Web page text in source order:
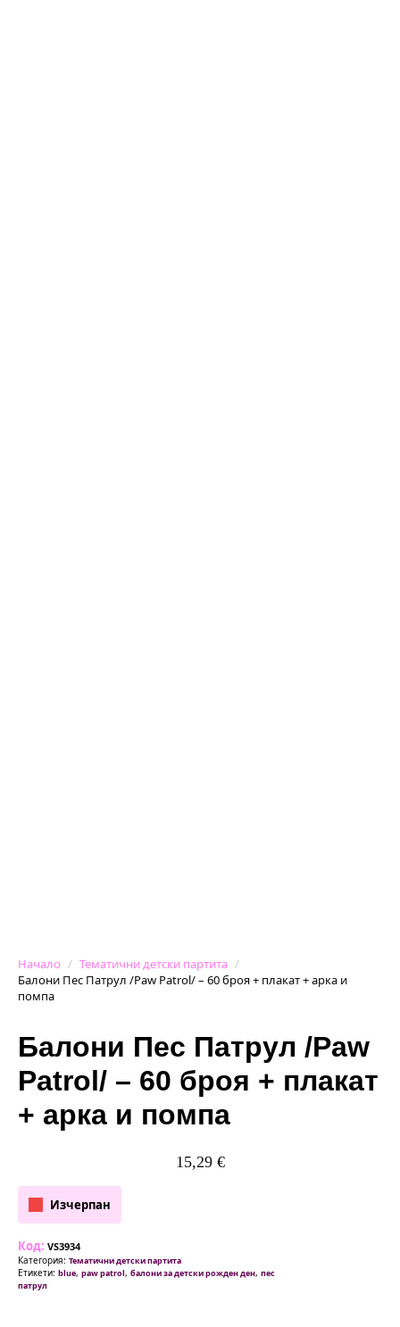
Начало
Тематични детски партита
Балони Пес Патрул /Paw Patrol/ – 60 броя + плакат + арка и
помпа
Балони Пес Патрул /Paw
Patrol/ – 60 броя + плакат
+ арка и помпа
15,29 €
Изчерпан
Код: VS3934
Категория: Тематични детски партита
Етикети: blue, paw patrol, балони за детски рожден ден, пес
патрул